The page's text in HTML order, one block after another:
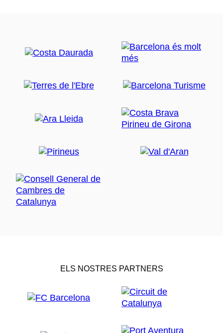
ELS NOSTRES PARTNERS